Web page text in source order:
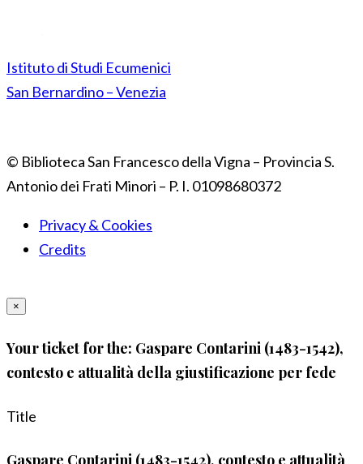
Istituto di Studi Ecumenici
San Bernardino – Venezia
© Biblioteca San Francesco della Vigna – Provincia S.
Antonio dei Frati Minori – P. I. 01098680372
Privacy & Cookies
Credits
×
Your ticket for the: Gaspare Contarini (1483-1542),
contesto e attualità della giustificazione per fede
Title
Gaspare Contarini (1483-1542), contesto e attualità